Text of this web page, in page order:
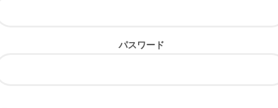
パスワード